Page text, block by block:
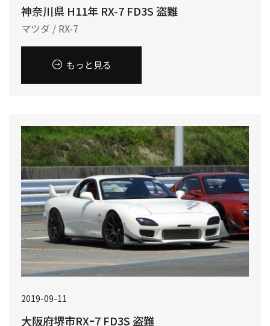
神奈川県 H11年 RX-7 FD3S 盗難
マツダ / RX-7
もっと見る
2019-09-11
大阪府堺市RXｰ7 FD3S 盗難